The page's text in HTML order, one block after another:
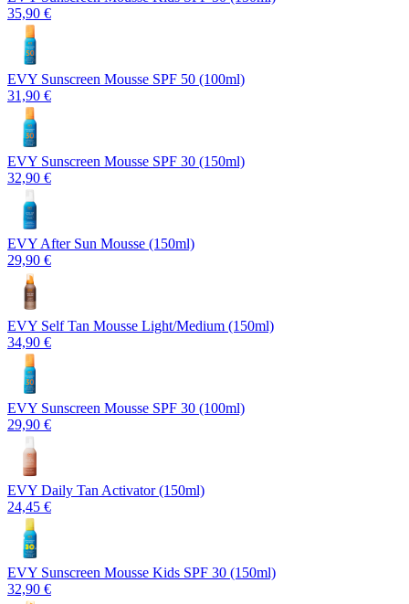
35,90 €
EVY Sunscreen Mousse SPF 50 (100ml)
31,90 €
EVY Sunscreen Mousse SPF 30 (150ml)
32,90 €
EVY After Sun Mousse (150ml)
29,90 €
EVY Self Tan Mousse Light/Medium (150ml)
34,90 €
EVY Sunscreen Mousse SPF 30 (100ml)
29,90 €
EVY Daily Tan Activator (150ml)
24,45 €
EVY Sunscreen Mousse Kids SPF 30 (150ml)
32,90 €